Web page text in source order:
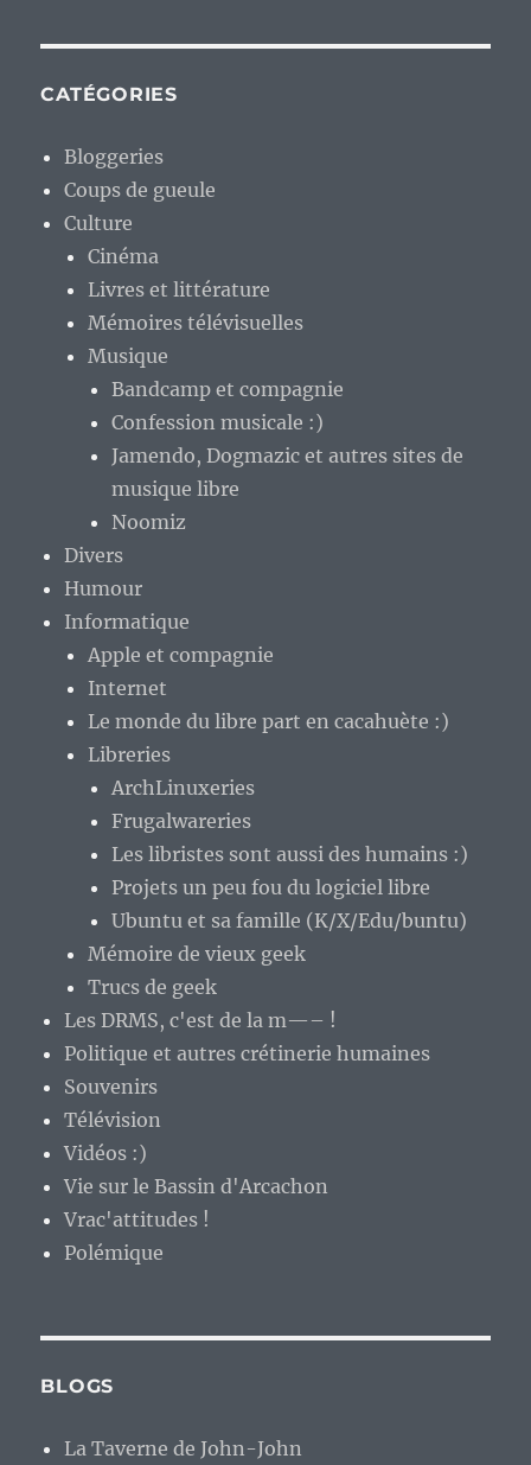
CATÉGORIES
Bloggeries
Coups de gueule
Culture
Cinéma
Livres et littérature
Mémoires télévisuelles
Musique
Bandcamp et compagnie
Confession musicale :)
Jamendo, Dogmazic et autres sites de
musique libre
Noomiz
Divers
Humour
Informatique
Apple et compagnie
Internet
Le monde du libre part en cacahuète :)
Libreries
ArchLinuxeries
Frugalwareries
Les libristes sont aussi des humains :)
Projets un peu fou du logiciel libre
Ubuntu et sa famille (K/X/Edu/buntu)
Mémoire de vieux geek
Trucs de geek
Les DRMS, c'est de la m—– !
Politique et autres crétinerie humaines
Souvenirs
Télévision
Vidéos :)
Vie sur le Bassin d'Arcachon
Vrac'attitudes !
Polémique
BLOGS
La Taverne de John-John